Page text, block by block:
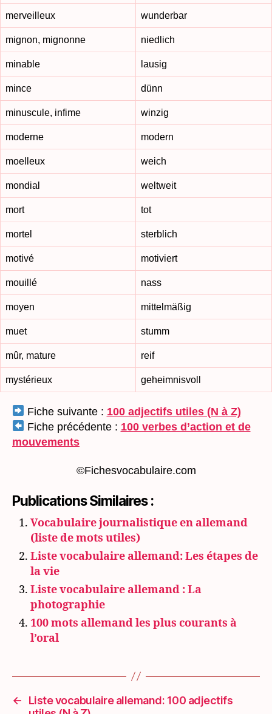
merveilleux wunderbar
mignon, mignonne niedlich
minable lausig
mince dünn
minuscule, infime winzig
moderne modern
moelleux weich
mondial weltweit
mort tot
mortel sterblich
motivé motiviert
mouillé nass
moyen mittelmäßig
muet stumm
mûr, mature reif
mystérieux geheimnisvoll
Fiche suivante : 100 adjectifs utiles (N à Z)
Fiche précédente : 100 verbes d’action et de
mouvements
©Fichesvocabulaire.com
Publications Similaires :
Vocabulaire journalistique en allemand
(liste de mots utiles)
Liste vocabulaire allemand: Les étapes de
la vie
Liste vocabulaire allemand : La
photographie
100 mots allemand les plus courants à
l’oral
←
Liste vocabulaire allemand: 100 adjectifs